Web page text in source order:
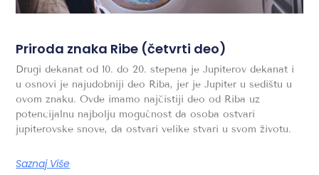
Priroda znaka Ribe (četvrti deo)
Drugi dekanat od 10. do 20. stepena je Jupiterov dekanat i
u osnovi je najudobniji deo Riba, jer je Jupiter u sedištu u
ovom znaku. Ovde imamo najčistiji deo od Riba uz
potencijalnu najbolju mogućnost da osoba ostvari
jupiterovske snove, da ostvari velike stvari u svom životu.
Saznaj Više